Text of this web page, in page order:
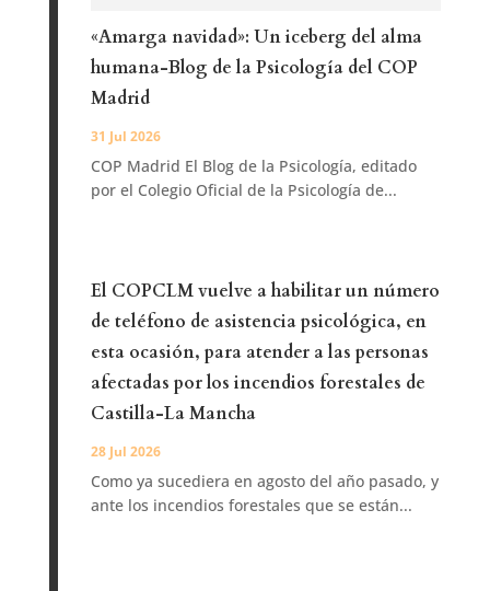
«Amarga navidad»: Un iceberg del alma
humana-Blog de la Psicología del COP
Madrid
31 Jul 2026
COP Madrid El Blog de la Psicología, editado
por el Colegio Oficial de la Psicología de...
El COPCLM vuelve a habilitar un número
de teléfono de asistencia psicológica, en
esta ocasión, para atender a las personas
afectadas por los incendios forestales de
Castilla-La Mancha
28 Jul 2026
Como ya sucediera en agosto del año pasado, y
ante los incendios forestales que se están...